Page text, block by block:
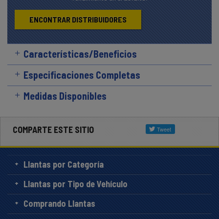
ENCONTRAR DISTRIBUIDORES
Características/Beneficios
Especificaciones Completas
Medidas Disponibles
COMPARTE ESTE SITIO
Llantas por Categoría
Llantas por Tipo de Vehículo
Comprando Llantas